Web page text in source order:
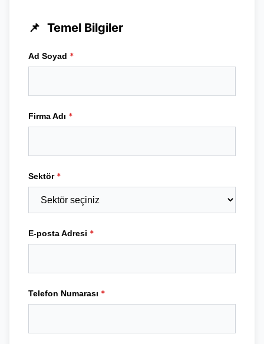
📌 Temel Bilgiler
Ad Soyad *
Firma Adı *
Sektör *
E-posta Adresi *
Telefon Numarası *